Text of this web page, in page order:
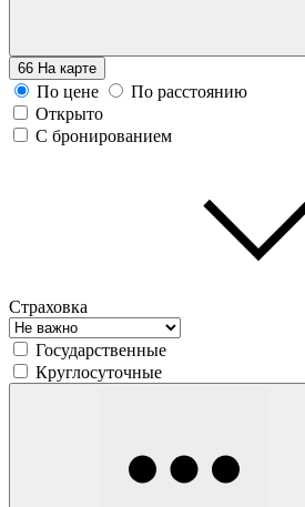
66 На карте
По цене
По расстоянию
Открыто
С бронированием
Страховка
Государственные
Круглосуточные